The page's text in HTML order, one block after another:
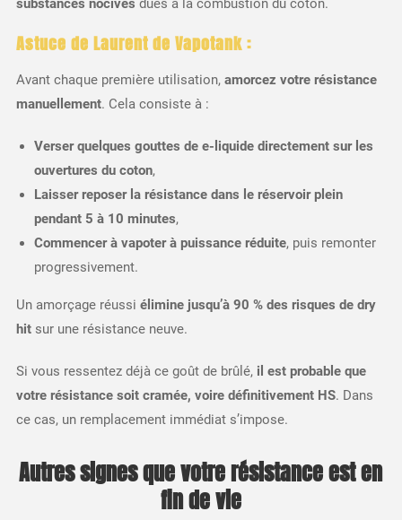
substances nocives dues à la combustion du coton.
Astuce de Laurent de Vapotank :
Avant chaque première utilisation, amorcez votre résistance
manuellement. Cela consiste à :
Verser quelques gouttes de e-liquide directement sur les
ouvertures du coton,
Laisser reposer la résistance dans le réservoir plein
pendant 5 à 10 minutes,
Commencer à vapoter à puissance réduite, puis remonter
progressivement.
Un amorçage réussi élimine jusqu’à 90 % des risques de dry
hitsur une résistance neuve.
Si vous ressentez déjà ce goût de brûlé, il est probable que
votre résistance soit cramée, voire définitivement HS. Dans
ce cas, un remplacement immédiat s’impose.
Autres signes que votre résistance est en
fin de vie